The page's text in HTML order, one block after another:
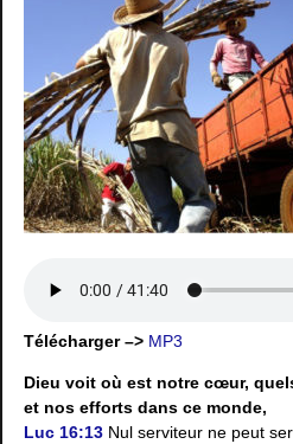
Télécharger –> MP3
Dieu voit où est notre cœur,
et nos efforts dans ce monde,
Luc 16:13 Nul serviteur ne peut